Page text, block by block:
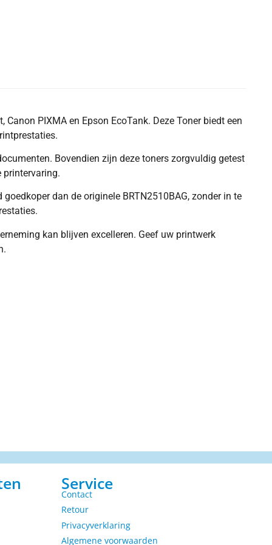
PIXMA en Epson EcoTank. Deze Toner biedt een
Bovendien zijn deze toners zorgvuldig getest
printervaring.
dan de originele BRTN2510BAG, zonder in te
kan blijven excelleren. Geef uw printwerk
Service
Contact
Retour
Privacyverklaring
Algemene voorwaarden